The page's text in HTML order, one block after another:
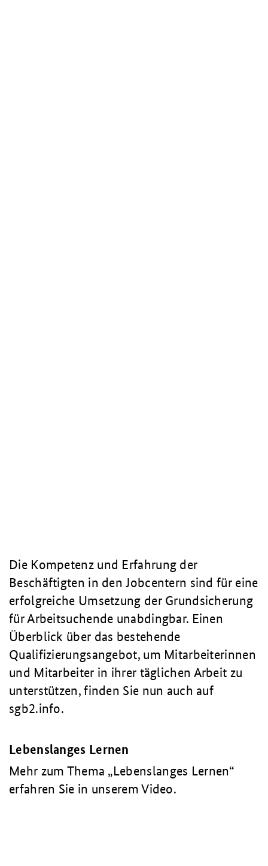
Die Kompetenz und Erfahrung der
Beschäftigten in den Jobcentern sind für eine
erfolgreiche Umsetzung der Grundsicherung
für Arbeitsuchende unabdingbar. Einen
Überblick über das bestehende
Qualifizierungsangebot, um Mitarbeiterinnen
und Mitarbeiter in ihrer täglichen Arbeit zu
unterstützen, finden Sie nun auch auf
sgb2.info.
Lebenslanges Lernen
Mehr zum Thema „Lebenslanges Lernen“
erfahren Sie in unserem Video.